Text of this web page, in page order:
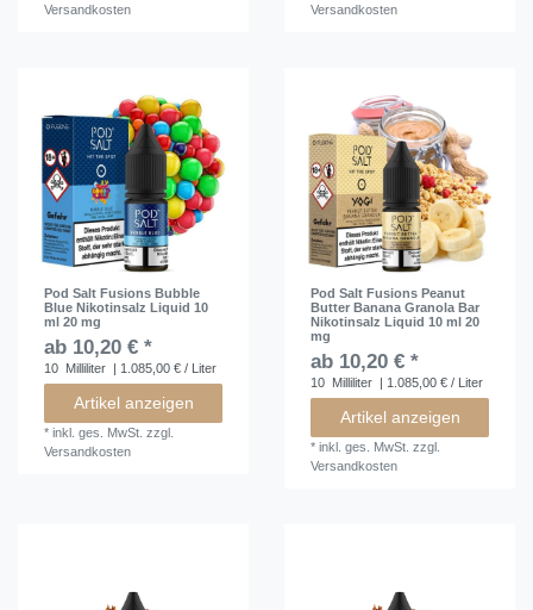
Versandkosten
Versandkosten
Pod Salt Fusions Bubble
Blue Nikotinsalz Liquid 10
ml 20 mg
ab 10,20 € *
10 Milliliter | 1.085,00 € / Liter
Artikel anzeigen
*inkl. ges. MwSt. zzgl.
Versandkosten
Pod Salt Fusions Peanut
Butter Banana Granola Bar
Nikotinsalz Liquid 10 ml 20
mg
ab 10,20 € *
10 Milliliter | 1.085,00 € / Liter
Artikel anzeigen
*inkl. ges. MwSt. zzgl.
Versandkosten